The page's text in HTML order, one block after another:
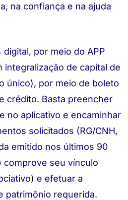
na confiança e na ajuda
digital, por meio do APP
integralização de capital de
único), por meio de boleto
crédito. Basta preencher
no aplicativo e encaminhar
solicitados (RG/CNH,
emitido nos últimos 90
comprove seu vínculo
e efetuar a
patrimônio requerida.